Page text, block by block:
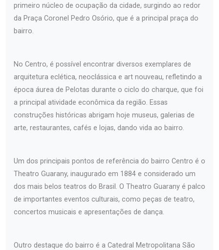
primeiro núcleo de ocupação da cidade, surgindo ao redor
da Praça Coronel Pedro Osório, que é a principal praça do
bairro.
No Centro, é possível encontrar diversos exemplares de
arquitetura eclética, neoclássica e art nouveau, refletindo a
época áurea de Pelotas durante o ciclo do charque, que foi
a principal atividade econômica da região. Essas
construções históricas abrigam hoje museus, galerias de
arte, restaurantes, cafés e lojas, dando vida ao bairro.
Um dos principais pontos de referência do bairro Centro é o
Theatro Guarany, inaugurado em 1884 e considerado um
dos mais belos teatros do Brasil. O Theatro Guarany é palco
de importantes eventos culturais, como peças de teatro,
concertos musicais e apresentações de dança.
Outro destaque do bairro é a Catedral Metropolitana São